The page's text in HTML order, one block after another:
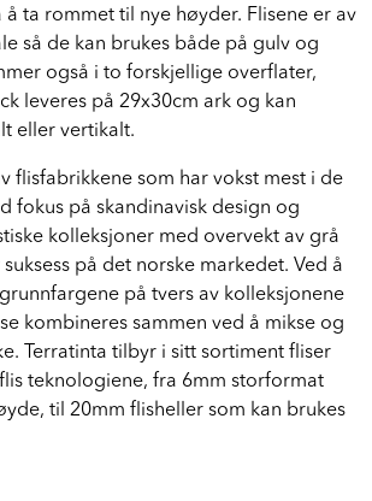
ta rommet til nye høyder. Flisene er av
så de kan brukes både på gulv og
også i to forskjellige overflater,
leveres på 29x30cm ark og kan
eller vertikalt.
flisfabrikkene som har vokst mest i de
fokus på skandinavisk design og
kolleksjoner med overvekt av grå
på det norske markedet. Ved å
på tvers av kolleksjonene
kombineres sammen ved å mikse og
Terratinta tilbyr i sitt sortiment fliser
teknologiene, fra 6mm storformat
til 20mm flisheller som kan brukes